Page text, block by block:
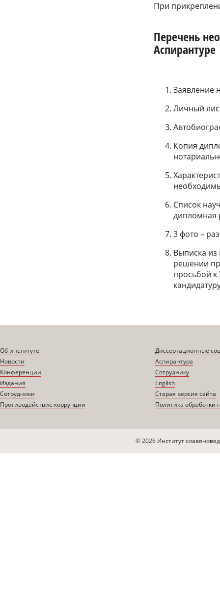
При
Перечень
Аспирантуре
Заявление
Личный
Копия
Список
дипломная
3 фото –
Выписка из
решении
просьбой к
Об институте
Новости
Конференции
Издания
Сотрудники
Противодействие коррупции
Диссертационные
Аспирантура
Сотруднику
English
Старая версия сайта
Политика обработки
© 2026 Институт